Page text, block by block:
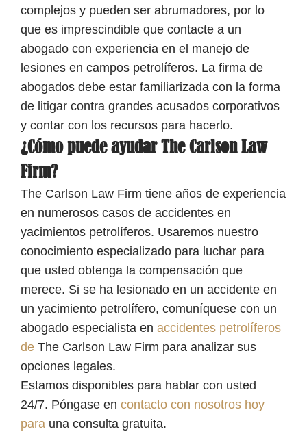
complejos y pueden ser abrumadores, por lo
que es imprescindible que contacte a un
abogado con experiencia en el manejo de
lesiones en campos petrolíferos. La firma de
abogados debe estar familiarizada con la forma
de litigar contra grandes acusados ​​corporativos
y contar con los recursos para hacerlo.
¿Cómo puede ayudar The Carlson Law
Firm?
The Carlson Law Firm tiene años de experiencia
en numerosos casos de accidentes en
yacimientos petrolíferos. Usaremos nuestro
conocimiento especializado para luchar para
que usted obtenga la compensación que
merece. Si se ha lesionado en un accidente en
un yacimiento petrolífero, comuníquese con un
abogado especialista en accidentes petrolíferos
de The Carlson Law Firm para analizar sus
opciones legales.
Estamos disponibles para hablar con usted
24/7. Póngase en contacto con nosotros hoy
para una consulta gratuita.